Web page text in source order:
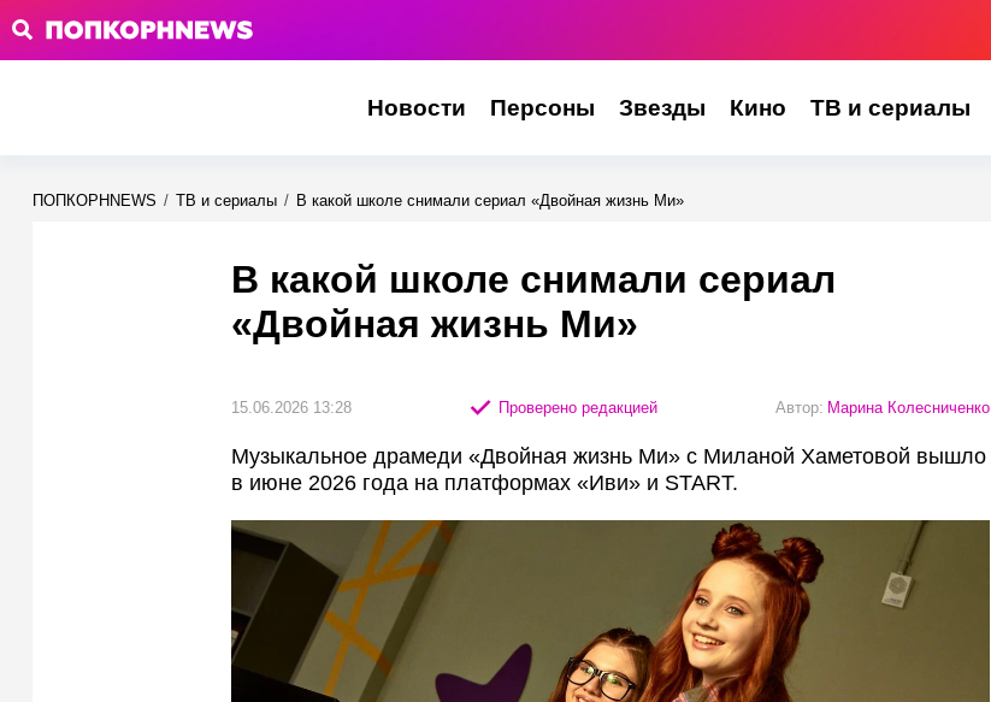
Новости Персоны Звезды Кино ТВ и сериалы
ПОПКОРНNEWS / ТВ и сериалы / В какой школе снимали сериал «Двойная жизнь Ми»
В какой школе снимали сериал
«Двойная жизнь Ми»
15.06.2026 13:28 Проверено редакцией Автор: Марина Колесниченко
Музыкальное драмеди «Двойная жизнь Ми» с Миланой Хаметовой вышло
в июне 2026 года на платформах «Иви» и START.